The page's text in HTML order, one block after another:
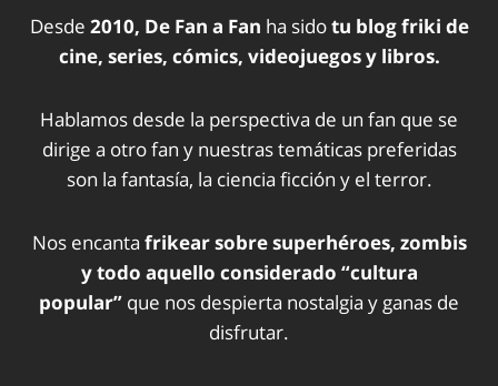
Desde 2010, De Fan a Fan ha sidotu blog friki de
cine, series, cómics, videojuegos y libros.
Hablamos desde la perspectiva de un fan que se
dirige a otro fan y nuestras temáticas preferidas
son la fantasía, la ciencia ficción y el terror.
Nos encanta frikear sobre superhéroes, zombis
y todo aquello considerado “cultura
popular” que nos despierta nostalgia y ganas de
disfrutar.